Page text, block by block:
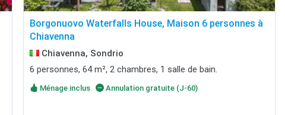
Borgonuovo Waterfalls House, Maison 6 personnes à
Chiavenna
Chiavenna, Sondrio
6 personnes, 64 m², 2 chambres, 1 salle de bain.
Ménage inclus Annulation gratuite (J-60)